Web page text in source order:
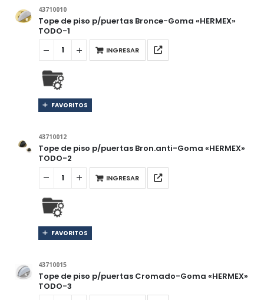
43710010
Tope de piso p/puertas Bronce-Goma «HERMEX»
TODO-1
INGRESAR
FAVORITOS
43710012
Tope de piso p/puertas Bron.anti-Goma «HERMEX»
TODO-2
INGRESAR
FAVORITOS
43710015
Tope de piso p/puertas Cromado-Goma «HERMEX»
TODO-3